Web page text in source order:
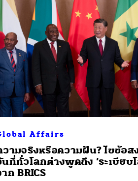
Affairs
วามจริงหรือความฝัน? ไขข้อส
นที่ทั่วโลกต่างพูดถึง ‘ระเบียบโ
ก BRICS